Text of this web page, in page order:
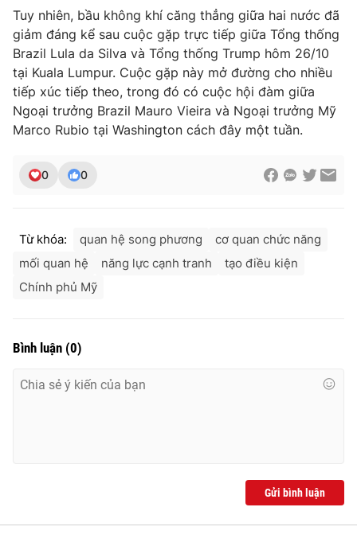
THỜI BÁO VTV
Giấy phép hoạt động báo in và báo điện tử số 483/GP-BTTTT
cấp ngày 29/12/2023
Tổng Biên tập:Vũ Thanh Thủy
Tổng đài VTV:
Email: toasoan@vtv.vn
Tuy nhiên, bầu không khí căng thẳng giữa hai nước đã
giảm đáng kể sau cuộc gặp trực tiếp giữa Tổng thống
Brazil Lula da Silva và Tổng thống Trump hôm 26/10
tại Kuala Lumpur. Cuộc gặp này mở đường cho nhiều
tiếp xúc tiếp theo, trong đó có cuộc hội đàm giữa
Ngoại trưởng Brazil Mauro Vieira và Ngoại trưởng Mỹ
Marco Rubio tại Washington cách đây một tuần.
0 0
Từ khóa: quan hệ song phương
cơ quan chức năng
mối quan hệ
năng lực cạnh tranh
tạo điều kiện
Chính phủ Mỹ
Bình luận (0)
Gửi bình luận